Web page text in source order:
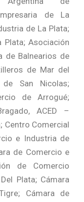
de La
de La Plata;
Plata; Asociación
de Balnearios de
de Mar del
de San Nicolas;
de Arrogué;
ACED –
Centro Comercial
e Industria de
de Comercio e
de Comercio
Plata; Cámara
Cámara de